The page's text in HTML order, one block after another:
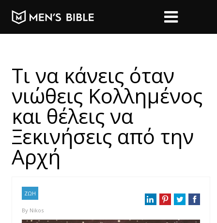
Τι να κάνεις όταν
νιώθεις Κολλημένος
και θέλεις να
Ξεκινήσεις από την
Αρχή
ΖΩΗ
By Nikos